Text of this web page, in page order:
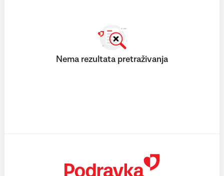
Nema rezultata pretraživanja